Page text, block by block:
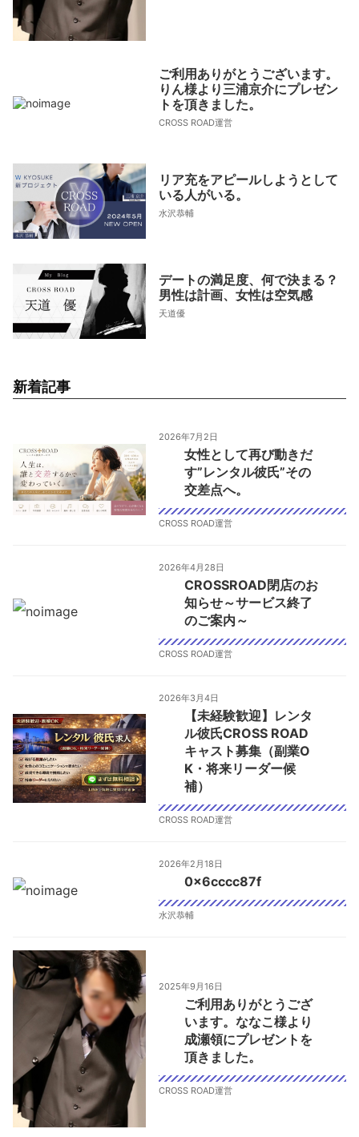
ご利用ありがとうございます。
りん様より三浦京介にプレゼン
トを頂きました。
CROSS ROAD運営
リア充をアピールしようとして
いる人がいる。
水沢恭輔
デートの満足度、何で決まる？
男性は計画、女性は空気感
天道優
新着記事
2026年7月2日
女性として再び動きだ
す”レンタル彼氏”その
交差点へ。
CROSS ROAD運営
2026年4月28日
CROSSROAD閉店のお
知らせ～サービス終了
のご案内～
CROSS ROAD運営
2026年3月4日
【未経験歓迎】レンタ
ル彼氏CROSS ROAD
キャスト募集（副業O
K・将来リーダー候
補）
CROSS ROAD運営
2026年2月18日
0x6cccc87f
水沢恭輔
2025年9月16日
ご利用ありがとうござ
います。ななこ様より
成瀬領にプレゼントを
頂きました。
CROSS ROAD運営